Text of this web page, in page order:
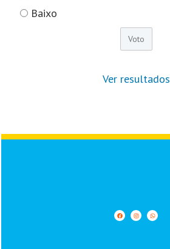
Baixo
Ver resultados